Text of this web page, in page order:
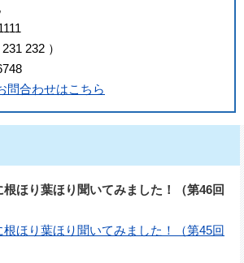
231 232 ）
問合わせはこちら
ほり葉ほり聞いてみました！（第46回
ほり葉ほり聞いてみました！（第45回